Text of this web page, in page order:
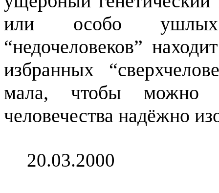
или особо ушлых
“недочеловеков”
избранных
мала, чтобы можно
человечества надёжно
20.03.2000